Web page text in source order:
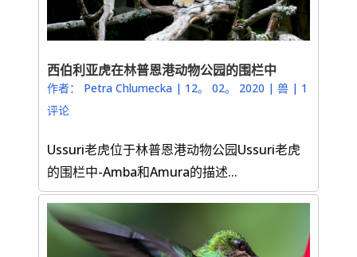
西伯利亚虎在林普恩港动物公园的围栏中
作者： Petra Chlumecka | 12。 02。 2020 |兽 | 1
评论
Ussuri老虎位于林普恩港动物公园Ussuri老虎
的围栏中-Amba和Amura的描述...